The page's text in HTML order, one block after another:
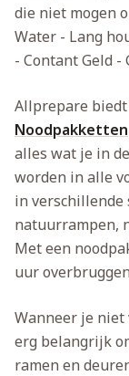
die niet mogen
Water - Lang
- Contant Geld -
Allprepare
Noodpakketten
alles wat je in
worden in alle
in verschillende
natuurrampen,
Met een
uur
Wanneer je niet
erg belangrijk
ramen en